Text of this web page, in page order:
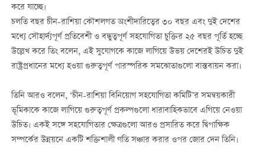
করে যাচ্ছে।
চলতি বছর চীন-রাশিয়া কৌশলগত অংশীদারিত্বের ৩০ বছর এবং দুই দেশের
মধ্যে সৌহার্দ্যপূর্ণ প্রতিবেশী ও বন্ধুত্বপূর্ণ সহযোগিতা চুক্তির ২৫ বছর পূর্তি হচ্ছে
উল্লেখ করে তিং বলেন, এই সুযোগকে কাজে লাগিয়ে উভয় দেশেরই উচিত দুই
রাষ্ট্রপ্রধানের মধ্যে হওয়া গুরুত্বপূর্ণ পারস্পরিক সমঝোতাগুলো বাস্তবায়ন করা।
তিনি আরও বলেন, ‘চীন-রাশিয়া বিনিয়োগ সহযোগিতা কমিটি’র সমন্বয়কারী
ভূমিকাকে কাজে লাগিয়ে গুরুত্বপূর্ণ প্রকল্পগুলো ধারাবাহিকভাবে এগিয়ে নেওয়া
উচিত। একই সঙ্গে সহযোগিতার ক্ষেত্রগুলো আরও প্রসারিত করে দ্বিপাক্ষিক
সম্পর্কের উন্নয়নে একটি শক্তিশালী গতি সঞ্চার করার ওপর জোর দেন তিনি।